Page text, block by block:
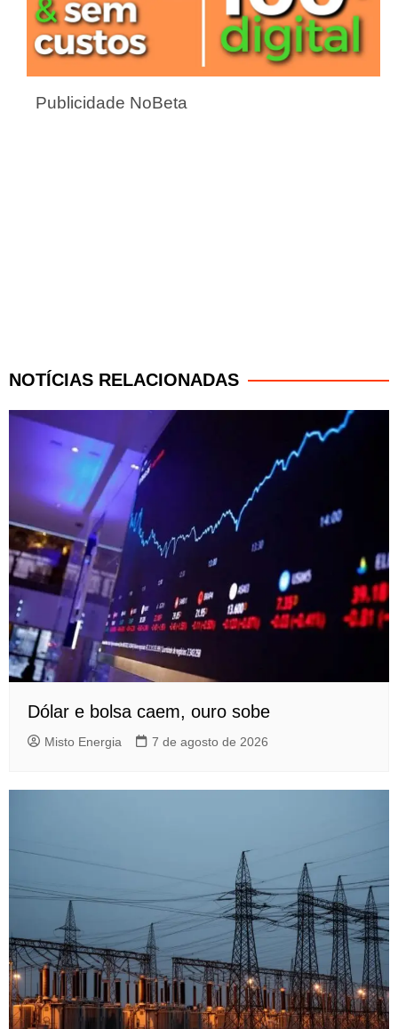
Publicidade NoBeta
NOTÍCIAS RELACIONADAS
Dólar e bolsa caem, ouro sobe
Misto Energia 7 de agosto de 2026